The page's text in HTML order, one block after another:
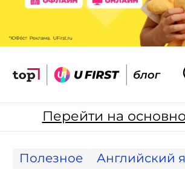
Перейти на
Полезное Английский